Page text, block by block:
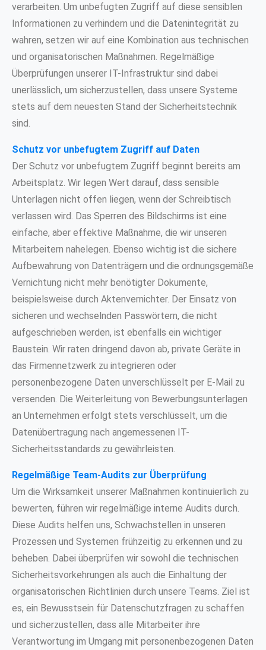
verarbeiten. Um unbefugten Zugriff auf diese sensiblen
Informationen zu verhindern und die Datenintegrität zu
wahren, setzen wir auf eine Kombination aus technischen
und organisatorischen Maßnahmen. Regelmäßige
Überprüfungen unserer IT-Infrastruktur sind dabei
unerlässlich, um sicherzustellen, dass unsere Systeme
stets auf dem neuesten Stand der Sicherheitstechnik
sind.
Schutz vor unbefugtem Zugriff auf Daten
Der Schutz vor unbefugtem Zugriff beginnt bereits am
Arbeitsplatz. Wir legen Wert darauf, dass sensible
Unterlagen nicht offen liegen, wenn der Schreibtisch
verlassen wird. Das Sperren des Bildschirms ist eine
einfache, aber effektive Maßnahme, die wir unseren
Mitarbeitern nahelegen. Ebenso wichtig ist die sichere
Aufbewahrung von Datenträgern und die ordnungsgemäße
Vernichtung nicht mehr benötigter Dokumente,
beispielsweise durch Aktenvernichter. Der Einsatz von
sicheren und wechselnden Passwörtern, die nicht
aufgeschrieben werden, ist ebenfalls ein wichtiger
Baustein. Wir raten dringend davon ab, private Geräte in
das Firmennetzwerk zu integrieren oder
personenbezogene Daten unverschlüsselt per E-Mail zu
versenden. Die Weiterleitung von Bewerbungsunterlagen
an Unternehmen erfolgt stets verschlüsselt, um die
Datenübertragung nach angemessenen IT-
Sicherheitsstandards zu gewährleisten.
Regelmäßige Team-Audits zur Überprüfung
Um die Wirksamkeit unserer Maßnahmen kontinuierlich zu
bewerten, führen wir regelmäßige interne Audits durch.
Diese Audits helfen uns, Schwachstellen in unseren
Prozessen und Systemen frühzeitig zu erkennen und zu
beheben. Dabei überprüfen wir sowohl die technischen
Sicherheitsvorkehrungen als auch die Einhaltung der
organisatorischen Richtlinien durch unsere Teams. Ziel ist
es, ein Bewusstsein für Datenschutzfragen zu schaffen
und sicherzustellen, dass alle Mitarbeiter ihre
Verantwortung im Umgang mit personenbezogenen Daten